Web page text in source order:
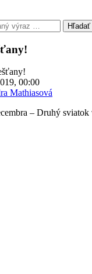
Hľadať
00:00
Mathiasová
– Druhý